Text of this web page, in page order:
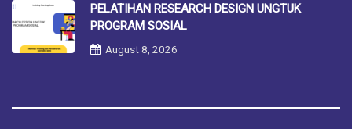
PELATIHAN RESEARCH DESIGN UNGTUK
PROGRAM SOSIAL
August 8, 2026